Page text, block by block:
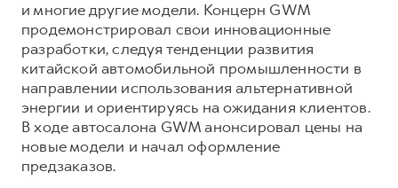
HAVAL Лизинг
АКСЕССУАРЫ HAVAL
Автомобильные аксессуары
Коллекция CITY
Коллекция Базовая
АКСЕССУАРЫ HAVAL
Автомобильные аксессуары
Коллекция CITY
Коллекция Базовая
Коллекция Детская
и многие другие модели. Концерн GWM
продемонстрировал свои инновационные
разработки, следуя тенденции развития
китайской автомобильной промышленности в
направлении использования альтернативной
энергии и ориентируясь на ожидания клиентов.
В ходе автосалона GWM анонсировал цены на
новые модели и начал оформление
предзаказов.